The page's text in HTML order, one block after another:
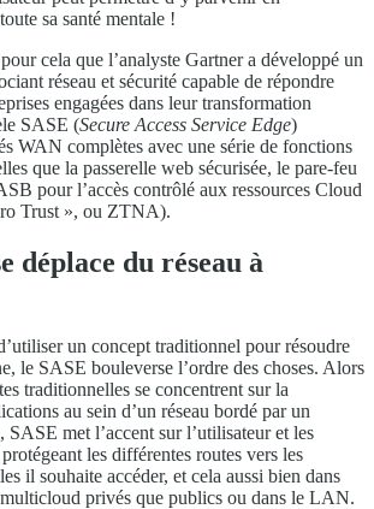
sa santé mentale !
cela que l’analyste Gartner a développé un
réseau et sécurité capable de répondre
engagées dans leur transformation
SASE (Secure Access Service Edge)
WAN complètes avec une série de fonctions
que la passerelle web sécurisée, le pare-feu
pour l’accès contrôlé aux ressources Cloud
Trust », ou ZTNA).
déplace du réseau à
un concept traditionnel pour résoudre
le SASE bouleverse l’ordre des choses. Alors
traditionnelles se concentrent sur la
au sein d’un réseau bordé par un
SASE met l’accent sur l’utilisateur et les
les différentes routes vers les
il souhaite accéder, et cela aussi bien dans
privés que publics ou dans le LAN.